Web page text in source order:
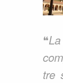
❝
tre